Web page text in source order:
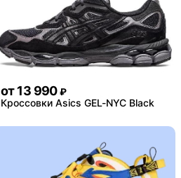
от 13 990 ₽
Кроссовки Asics GEL-NYC Black